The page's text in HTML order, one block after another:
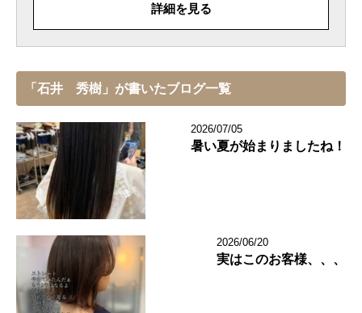
詳細を見る
「石井 秀樹」が書いたブログ一覧
2026/07/05
暑い夏が始まりましたね！
2026/06/20
実はこのお客様、、、